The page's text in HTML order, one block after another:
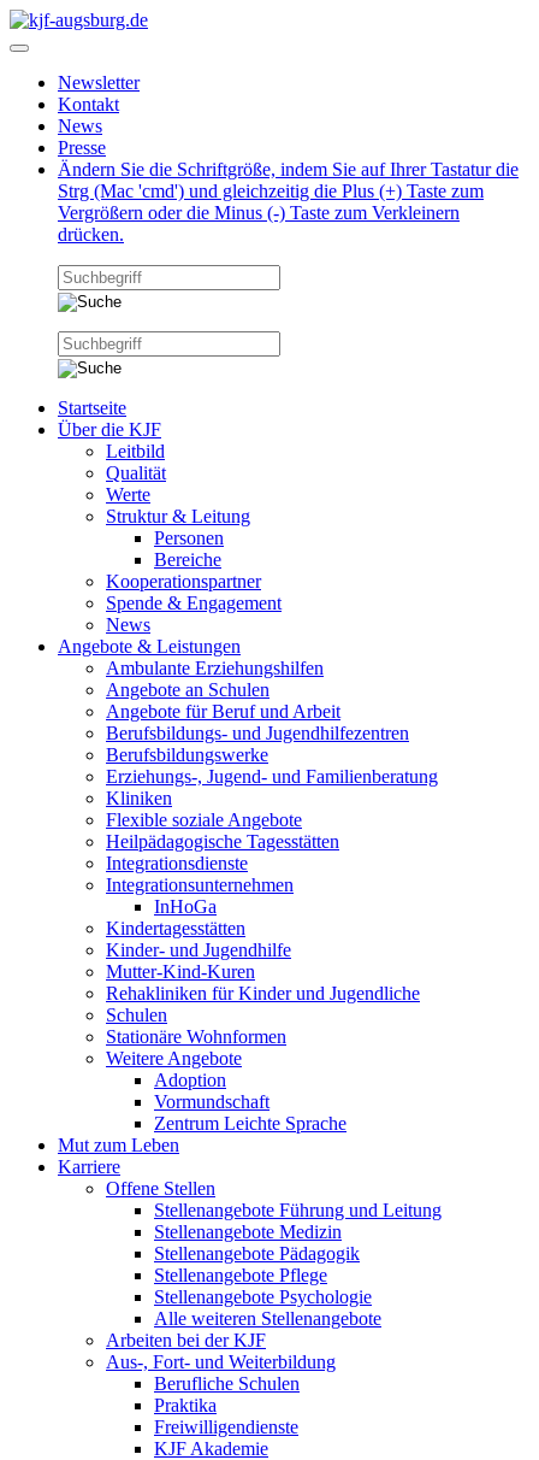
Newsletter
Kontakt
News
Presse
Ändern Sie die Schriftgröße, indem Sie auf Ihrer Tastatur die
Strg (Mac 'cmd') und gleichzeitig die Plus (+) Taste zum
Vergrößern oder die Minus (-) Taste zum Verkleinern
drücken.
Startseite
Über die KJF
Leitbild
Qualität
Werte
Struktur & Leitung
Personen
Bereiche
Kooperationspartner
Spende & Engagement
News
Angebote & Leistungen
Ambulante Erziehungshilfen
Angebote an Schulen
Angebote für Beruf und Arbeit
Berufsbildungs- und Jugendhilfezentren
Berufsbildungswerke
Erziehungs-, Jugend- und Familienberatung
Kliniken
Flexible soziale Angebote
Heilpädagogische Tagesstätten
Integrationsdienste
Integrationsunternehmen
InHoGa
Kindertagesstätten
Kinder- und Jugendhilfe
Mutter-Kind-Kuren
Rehakliniken für Kinder und Jugendliche
Schulen
Stationäre Wohnformen
Weitere Angebote
Adoption
Vormundschaft
Zentrum Leichte Sprache
Mut zum Leben
Karriere
Offene Stellen
Stellenangebote Führung und Leitung
Stellenangebote Medizin
Stellenangebote Pädagogik
Stellenangebote Pflege
Stellenangebote Psychologie
Alle weiteren Stellenangebote
Arbeiten bei der KJF
Aus-, Fort- und Weiterbildung
Berufliche Schulen
Praktika
Freiwilligendienste
KJF Akademie